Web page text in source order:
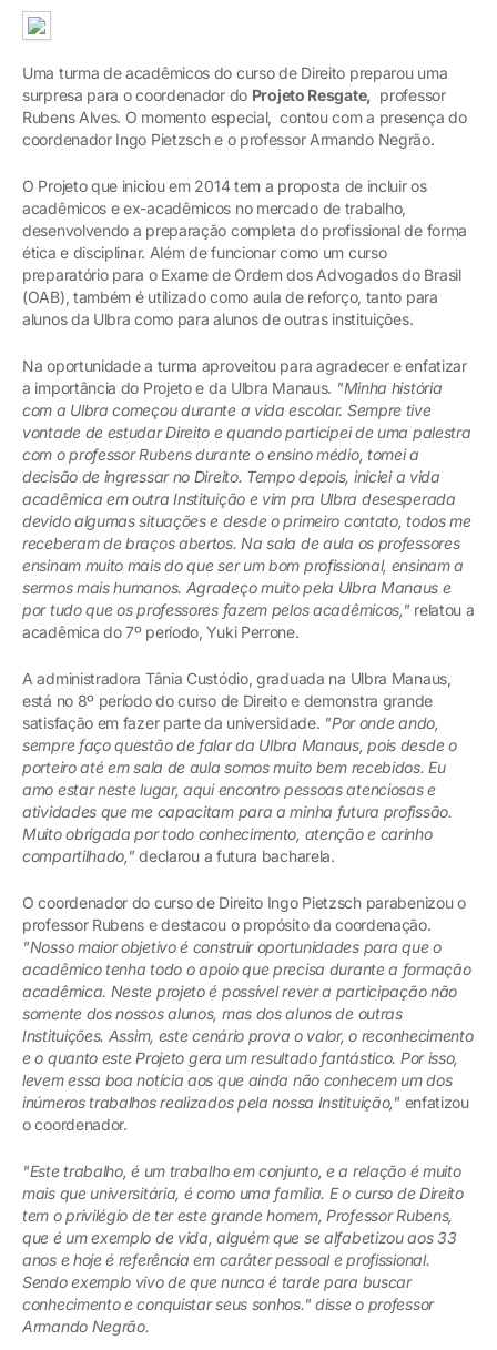
Uma turma de acadêmicos do curso de Direito preparou uma
surpresa para o coordenador do Projeto Resgate, professor
Rubens Alves. O momento especial, contou com a presença do
coordenador Ingo Pietzsch e o professor Armando Negrão.
O Projeto que iniciou em 2014 tem a proposta de incluir os
acadêmicos e ex-acadêmicos no mercado de trabalho,
desenvolvendo a preparação completa do profissional de forma
ética e disciplinar. Além de funcionar como um curso
preparatório para o Exame de Ordem dos Advogados do Brasil
(OAB), também é utilizado como aula de reforço, tanto para
alunos da Ulbra como para alunos de outras instituições.
Na oportunidade a turma aproveitou para agradecer e enfatizar
a importância do Projeto e da Ulbra Manaus. "Minha história
com a Ulbra começou durante a vida escolar. Sempre tive
vontade de estudar Direito e quando participei de uma palestra
com o professor Rubens durante o ensino médio, tomei a
decisão de ingressar no Direito. Tempo depois, iniciei a vida
acadêmica em outra Instituição e vim pra Ulbra desesperada
devido algumas situações e desde o primeiro contato, todos me
receberam de braços abertos. Na sala de aula os professores
ensinam muito mais do que ser um bom profissional, ensinam a
sermos mais humanos. Agradeço muito pela Ulbra Manaus e
por tudo que os professores fazem pelos acadêmicos," relatou a
acadêmica do 7º período, Yuki Perrone.
A administradora Tânia Custódio, graduada na Ulbra Manaus,
está no 8º período do curso de Direito e demonstra grande
satisfação em fazer parte da universidade. "Por onde ando,
sempre faço questão de falar da Ulbra Manaus, pois desde o
porteiro até em sala de aula somos muito bem recebidos. Eu
amo estar neste lugar, aqui encontro pessoas atenciosas e
atividades que me capacitam para a minha futura profissão.
Muito obrigada por todo conhecimento, atenção e carinho
compartilhado," declarou a futura bacharela.
O coordenador do curso de Direito Ingo Pietzsch parabenizou o
professor Rubens e destacou o propósito da coordenação.
"Nosso maior objetivo é construir oportunidades para que o
acadêmico tenha todo o apoio que precisa durante a formação
acadêmica. Neste projeto é possível rever a participação não
somente dos nossos alunos, mas dos alunos de outras
Instituições. Assim, este cenário prova o valor, o reconhecimento
e o quanto esteProjeto gera um resultado fantástico. Por isso,
levem essa boa notícia aos que ainda não conhecem um dos
inúmeros trabalhos realizados pela nossa Instituição," enfatizou
o coordenador.
"Este trabalho, é um trabalho em conjunto, e a relação é muito
mais que universitária, é como uma família. E o curso de Direito
tem o privilégio de ter este grande homem, Professor Rubens,
que é um exemplo de vida, alguém que se alfabetizou aos 33
anos e hoje é referência em caráter pessoal e profissional.
Sendo exemplo vivo de que nunca é tarde para buscar
conhecimento e conquistar seus sonhos." disse o professor
Armando Negrão.